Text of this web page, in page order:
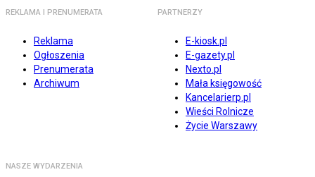
REKLAMA I PRENUMERATA
Reklama
Ogłoszenia
Prenumerata
Archiwum
PARTNERZY
E-kiosk.pl
E-gazety.pl
Nexto.pl
Mała księgowość
Kancelarierp.pl
Wieści Rolnicze
Życie Warszawy
NASZE WYDARZENIA